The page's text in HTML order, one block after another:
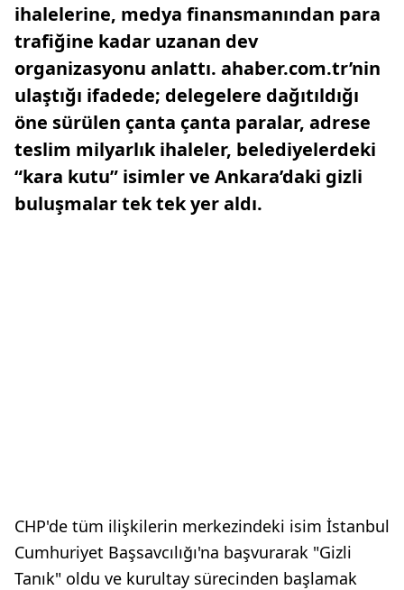
ihalelerine, medya finansmanından para
trafiğine kadar uzanan dev
organizasyonu anlattı. ahaber.com.tr’nin
ulaştığı ifadede; delegelere dağıtıldığı
öne sürülen çanta çanta paralar, adrese
teslim milyarlık ihaleler, belediyelerdeki
“kara kutu” isimler ve Ankara’daki gizli
buluşmalar tek tek yer aldı.
CHP'de tüm ilişkilerin merkezindeki isim İstanbul
Cumhuriyet Başsavcılığı'na başvurarak "Gizli
Tanık" oldu ve kurultay sürecinden başlamak